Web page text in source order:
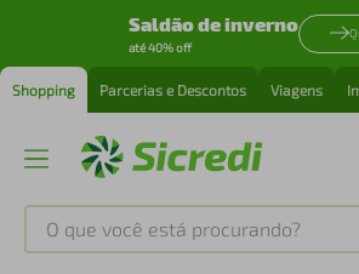
Saldão de inverno
até 40% off
Shopping Parcerias e Descontos Viagens
O que você está procurando?